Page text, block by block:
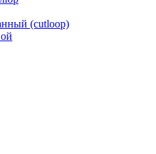
(cutloop)